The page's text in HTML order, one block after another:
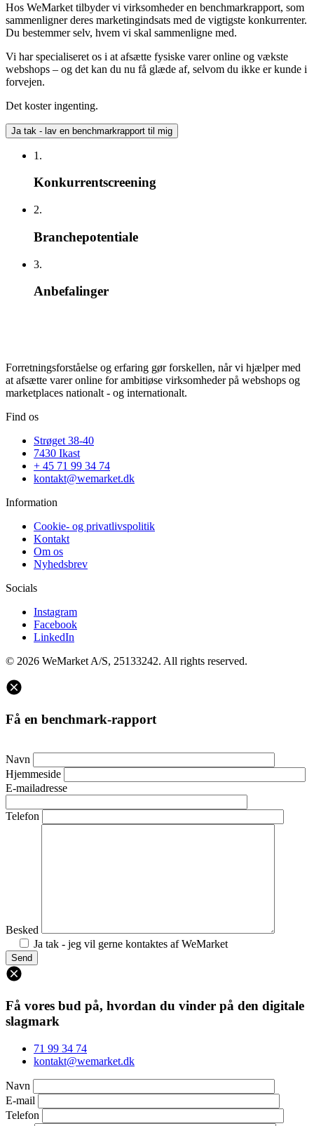
Hos WeMarket tilbyder vi virksomheder en benchmarkrapport, som
sammenligner deres marketingindsats med de vigtigste konkurrenter.
Du bestemmer selv, hvem vi skal sammenligne med.
Vi har specialiseret os i at afsætte fysiske varer online og vækste
webshops – og det kan du nu få glæde af, selvom du ikke er kunde i
forvejen.
Det koster ingenting.
Ja tak - lav en benchmarkrapport til mig
1.
Konkurrentscreening
2.
Branchepotentiale
3.
Anbefalinger
Forretningsforståelse og erfaring gør forskellen, når vi hjælper med
at afsætte varer online for ambitiøse virksomheder på webshops og
marketplaces nationalt - og internationalt.
Find os
Strøget 38-40
7430 Ikast
+ 45 71 99 34 74
kontakt@wemarket.dk
Information
Cookie- og privatlivspolitik
Kontakt
Om os
Nyhedsbrev
Socials
Instagram
Facebook
LinkedIn
© 2026 WeMarket A/S, 25133242. All rights reserved.
Få en benchmark-rapport
Navn
Hjemmeside
E-mailadresse
Telefon
Besked
Ja tak - jeg vil gerne kontaktes af WeMarket
Få vores bud på, hvordan du vinder på den digitale
slagmark
71 99 34 74
kontakt@wemarket.dk
Navn
E-mail
Telefon